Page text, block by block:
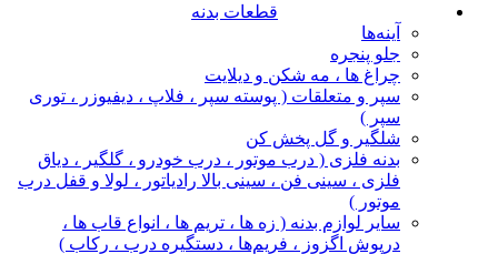
قطعات بدنه
آینه‌ها
جلو پنجره
چراغ‌ ها ، مه‌ شکن و دیلایت
سپر و متعلقات ( پوسته سپر ، فلاپ ، دیفیوزر ، توری
سپر )
شلگیر و گل‌ پخش‌ کن
بدنه فلزی ( درب موتور ، درب خودرو ، گلگیر ، دیاق
فلزی ، سینی فن ، سینی بالا رادیاتور ، لولا و قفل درب
موتور )
سایر لوازم بدنه ( زه ها ، تریم ها ، انواع قاب ها ،
درپوش اگزوز ، فریم‌ها ، دستگیره درب ، رکاب )